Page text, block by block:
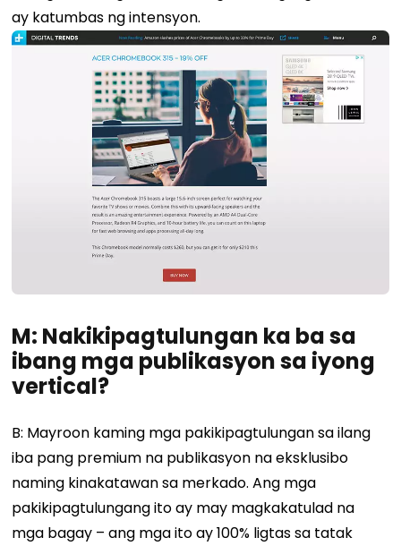
ay katumbas ng intensyon.
M: Nakikipagtulungan ka ba sa
ibang mga publikasyon sa iyong
vertical?
B: Mayroon kaming mga pakikipagtulungan sa ilang
iba pang premium na publikasyon na eksklusibo
naming kinakatawan sa merkado. Ang mga
pakikipagtulungang ito ay may magkakatulad na
mga bagay – ang mga ito ay 100% ligtas sa tatak